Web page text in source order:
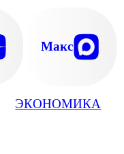
ЭКОНОМИКА
Макс